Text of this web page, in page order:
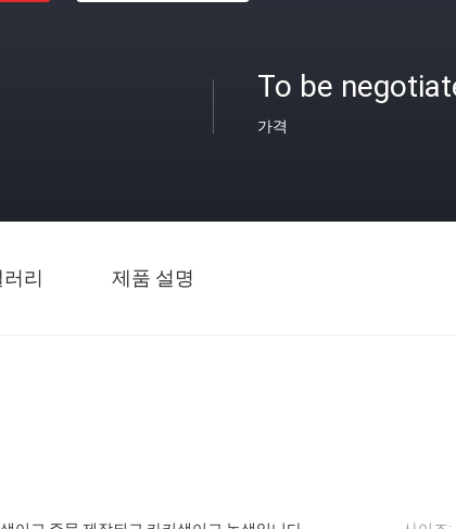
To be
가격
러리 제품 설명